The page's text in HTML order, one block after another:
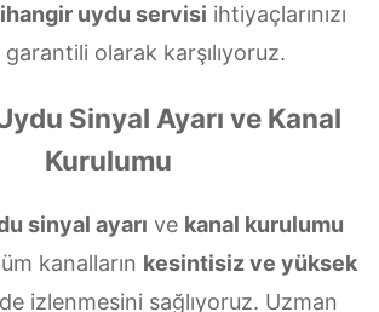
uydu servisi ihtiyaçlarınızı
garantili olarak karşılıyoruz.
Sinyal Ayarı ve Kanal
Kurulumu
sinyal ayarı ve kanal kurulumu
kanalların kesintisiz ve yüksek
izlenmesini sağlıyoruz. Uzman